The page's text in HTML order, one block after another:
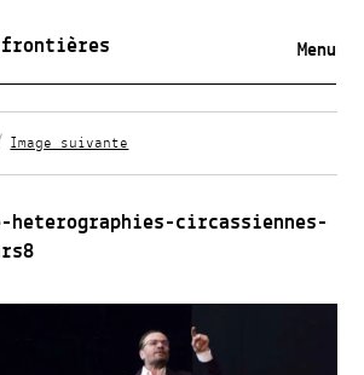
Menu
Image suivante
circassiennes-